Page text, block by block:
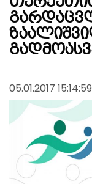
05.01.2017 15:14:59